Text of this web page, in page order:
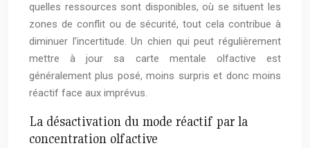
quelles ressources sont disponibles, où se situent les
zones de conflit ou de sécurité, tout cela contribue à
diminuer l’incertitude. Un chien qui peut régulièrement
mettre à jour sa carte mentale olfactive est
généralement plus posé, moins surpris et donc moins
réactif face aux imprévus.
La désactivation du mode réactif par la
concentration olfactive